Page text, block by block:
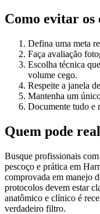
Como evitar os
Defina uma meta
Faça avaliação
Escolha técnica
volume cego.
Respeite a janela
Mantenha um
Documente tudo e
Quem pode
Busque profissionais
pescoço e prática em
comprovada em manejo
protocolos devem estar
anatômico e clínico é
verdadeiro filtro.